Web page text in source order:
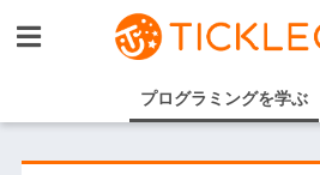
プログラミングを学ぶ